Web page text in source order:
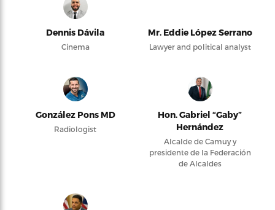
Dennis Dávila
Cinema
Mr. Eddie López Serrano
Lawyer and political analyst
González Pons MD
Radiologist
Hon. Gabriel “Gaby”
Hernández
Alcalde de Camuy y
presidente de la Federación
de Alcaldes